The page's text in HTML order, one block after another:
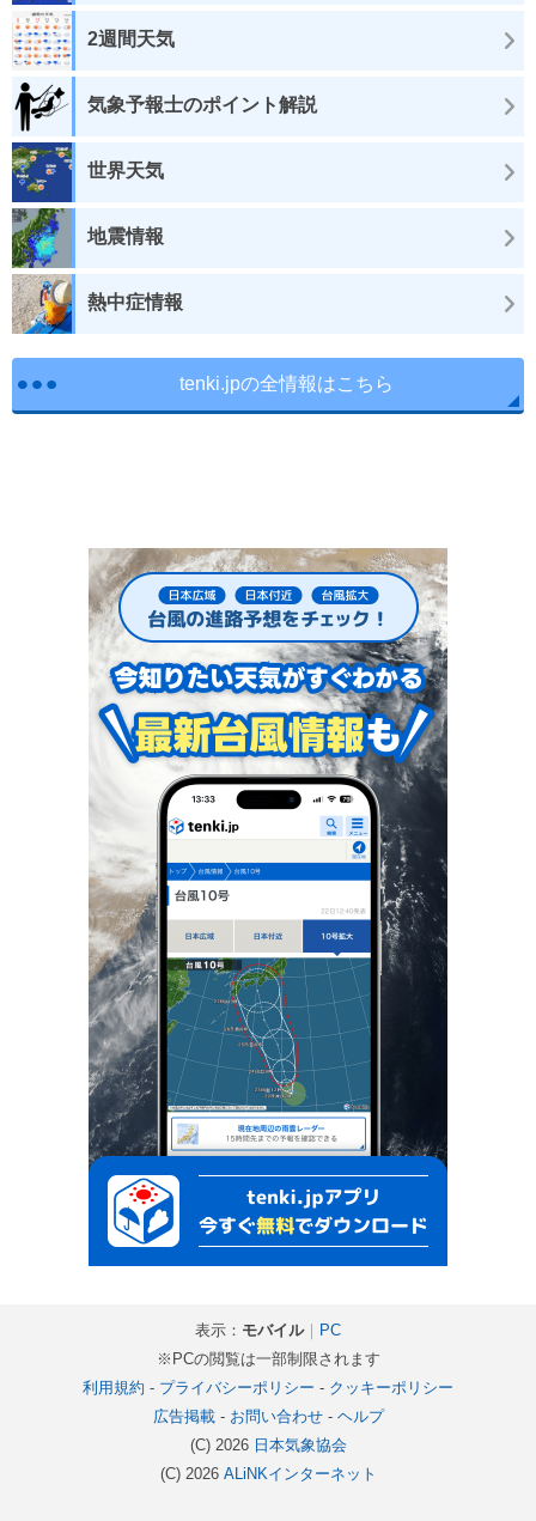
2週間天気
気象予報士のポイント解説
世界天気
地震情報
熱中症情報
tenki.jpの全情報はこちら
表示： モバイル｜ PC
※PCの閲覧は一部制限されます
利用規約 - プライバシーポリシー - クッキーポリシー
広告掲載- お問い合わせ- ヘルプ
(C) 2026 日本気象協会
(C) 2026 ALiNKインターネット